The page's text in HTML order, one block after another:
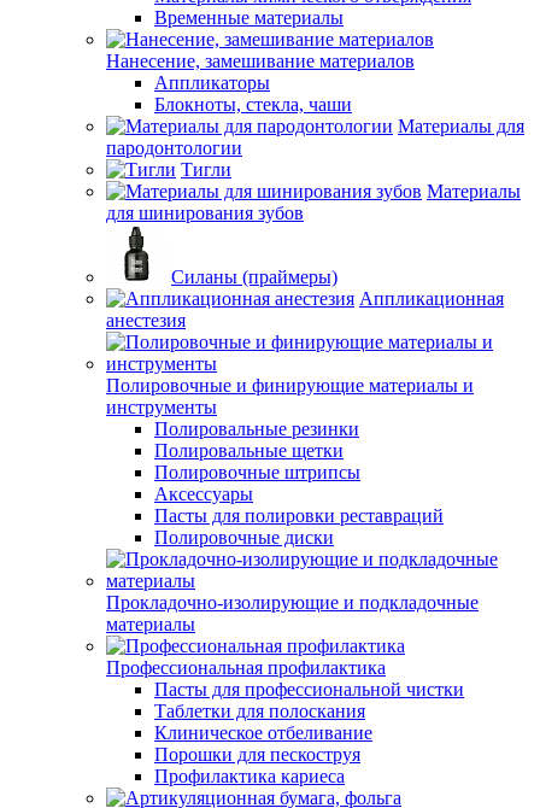
Временные материалы
Нанесение, замешивание материалов
Аппликаторы
Блокноты, стекла, чаши
Материалы для
пародонтологии
Тигли
Материалы
для шинирования зубов
Силаны (праймеры)
Аппликационная
анестезия
Полировочные и финирующие материалы и
инструменты
Полировальные резинки
Полировальные щетки
Полировочные штрипсы
Аксессуары
Пасты для полировки реставраций
Полировочные диски
Прокладочно-изолирующие и подкладочные
материалы
Профессиональная профилактика
Пасты для профессиональной чистки
Таблетки для полоскания
Клиническое отбеливание
Порошки для пескоструя
Профилактика кариеса